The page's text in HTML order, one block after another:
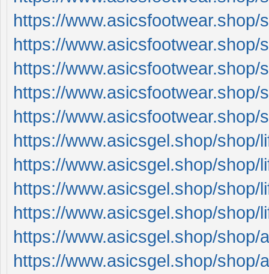
https://www.asicsfootwear.shop/
https://www.asicsfootwear.shop/
https://www.asicsfootwear.shop/
https://www.asicsfootwear.shop/
https://www.asicsfootwear.shop/
https://www.asicsgel.shop/shop/
https://www.asicsgel.shop/shop/
https://www.asicsgel.shop/shop/
https://www.asicsgel.shop/shop/
https://www.asicsgel.shop/shop/
https://www.asicsgel.shop/shop/